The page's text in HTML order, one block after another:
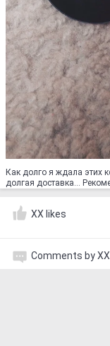
Как долго я ждала этих
долгая доставка...
XX likes
Comments by